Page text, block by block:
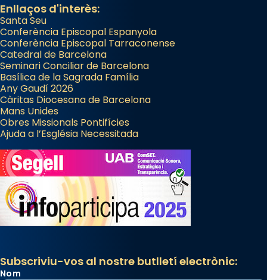
Enllaços d'interès:
Santa Seu
Conferència Episcopal Espanyola
Conferència Episcopal Tarraconense
Catedral de Barcelona
Seminari Conciliar de Barcelona
Basílica de la Sagrada Família
Any Gaudí 2026
Càritas Diocesana de Barcelona
Mans Unides
Obres Missionals Pontifícies
Ajuda a l’Església Necessitada
Subscriviu-vos al nostre butlletí electrònic:
Nom